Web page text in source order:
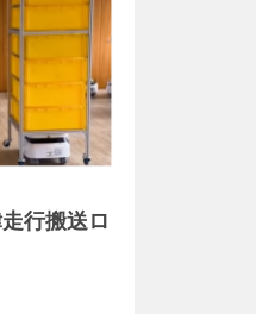
行搬送ロ